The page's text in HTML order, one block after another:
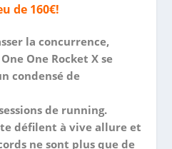
de 160€!
la concurrence,
One Rocket X se
condensé de
de running.
défilent à vive allure et
ne sont plus que de